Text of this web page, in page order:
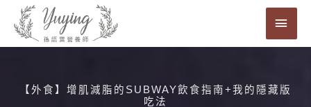
主
主
要
【外食】增肌減脂的SUBWAY飲食指南+我的隱藏版
吃法